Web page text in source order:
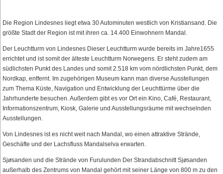
Die Region Lindesnes liegt etwa 30 Autominuten westlich von Kristiansand. Die
größte Stadt der Region ist mit ihren ca. 14.400 Einwohnern Mandal.
Der Leuchtturm von Lindesnes Dieser Leuchtturm wurde bereits im Jahre1655
errichtet und ist somit der älteste Leuchtturm Norwegens. Er steht zudem am
südlichsten Punkt des Landes und somit 2.518 km vom nördlichsten Punkt, dem
Nordkap, entfernt. Im zugehörigen Museum kann man diverse Ausstellungen
zum Thema Küste, Navigation und Entwicklung der Leuchttürme über die
Jahrhunderte besuchen. Außerdem gibt es vor Ort ein Kino, Café, Restaurant,
Informationszentrum, Kiosk, Galerie und Ausstellungsräume mit wechselnden
Ausstellungen.
Von Lindesnes ist es nicht weit nach Mandal, wo einen attraktive Strände,
Geschäfte und der Lachsfluss Mandalselva erwarten.
Sjøsanden und die Strände von Furulunden Der Strandabschnitt Sjøsanden
außerhalb des Zentrums von Mandal gehört mit seiner Länge von 800 m zu den